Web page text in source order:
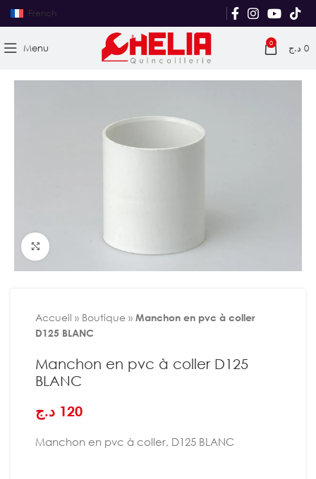
French
Menu 0 0 د.ج
Accueil » Boutique » Manchon en pvc à coller
D125 BLANC
Manchon en pvc à coller D125
BLANC
120 د.ج
Manchon en pvc à coller, D125 BLANC